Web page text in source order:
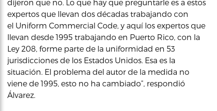
dijeron que no. Lo que hay que preguntarle es a estos
expertos que llevan dos décadas trabajando con
el Uniform Commercial Code, y aquí los expertos que
llevan desde 1995 trabajando en Puerto Rico, con la
Ley 208, forme parte de la uniformidad en 53
jurisdicciones de los Estados Unidos. Esa es la
situación. El problema del autor de la medida no
viene de 1995, esto no ha cambiado”, respondió
Álvarez.